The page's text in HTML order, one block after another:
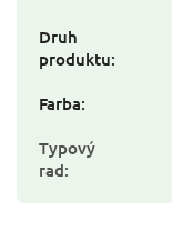
Druh
produktu:
Farba:
Typový
rad: